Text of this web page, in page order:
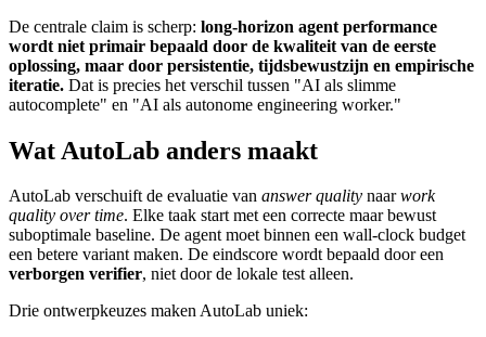
De centrale claim is scherp: long-horizon agent performance
wordt niet primair bepaald door de kwaliteit van de eerste
oplossing, maar door persistentie, tijdsbewustzijn en empirische
iteratie. Dat is precies het verschil tussen "AI als slimme
autocomplete" en "AI als autonome engineering worker."
Wat AutoLab anders maakt
AutoLab verschuift de evaluatie van answer quality naarwork
quality over time. Elke taak start met een correcte maar bewust
suboptimale baseline. De agent moet binnen een wall-clock budget
een betere variant maken. De eindscore wordt bepaald door een
verborgen verifier, niet door de lokale test alleen.
Drie ontwerpkeuzes maken AutoLab uniek: